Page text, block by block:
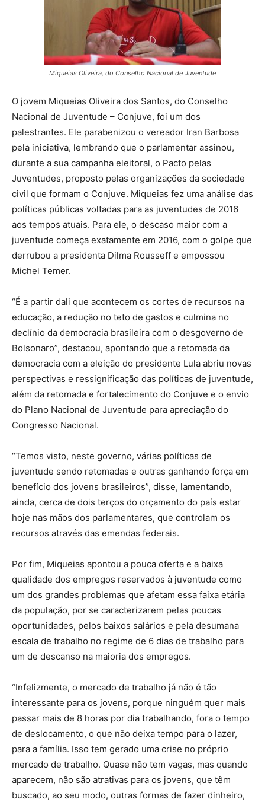
Miqueias Oliveira, do Conselho Nacional de Juventude
O jovem Miqueias Oliveira dos Santos, do Conselho
Nacional de Juventude – Conjuve, foi um dos
palestrantes. Ele parabenizou o vereador Iran Barbosa
pela iniciativa, lembrando que o parlamentar assinou,
durante a sua campanha eleitoral, o Pacto pelas
Juventudes, proposto pelas organizações da sociedade
civil que formam o Conjuve. Miqueias fez uma análise das
políticas públicas voltadas para as juventudes de 2016
aos tempos atuais. Para ele, o descaso maior com a
juventude começa exatamente em 2016, com o golpe que
derrubou a presidenta Dilma Rousseff e empossou
Michel Temer.
“É a partir dali que acontecem os cortes de recursos na
educação, a redução no teto de gastos e culmina no
declínio da democracia brasileira com o desgoverno de
Bolsonaro”, destacou, apontando que a retomada da
democracia com a eleição do presidente Lula abriu novas
perspectivas e ressignificação das políticas de juventude,
além da retomada e fortalecimento do Conjuve e o envio
do Plano Nacional de Juventude para apreciação do
Congresso Nacional.
“Temos visto, neste governo, várias políticas de
juventude sendo retomadas e outras ganhando força em
benefício dos jovens brasileiros”, disse, lamentando,
ainda, cerca de dois terços do orçamento do país estar
hoje nas mãos dos parlamentares, que controlam os
recursos através das emendas federais.
Por fim, Miqueias apontou a pouca oferta e a baixa
qualidade dos empregos reservados à juventude como
um dos grandes problemas que afetam essa faixa etária
da população, por se caracterizarem pelas poucas
oportunidades, pelos baixos salários e pela desumana
escala de trabalho no regime de 6 dias de trabalho para
um de descanso na maioria dos empregos.
“Infelizmente, o mercado de trabalho já não é tão
interessante para os jovens, porque ninguém quer mais
passar mais de 8 horas por dia trabalhando, fora o tempo
de deslocamento, o que não deixa tempo para o lazer,
para a família. Isso tem gerado uma crise no próprio
mercado de trabalho. Quase não tem vagas, mas quando
aparecem, não são atrativas para os jovens, que têm
buscado, ao seu modo, outras formas de fazer dinheiro,